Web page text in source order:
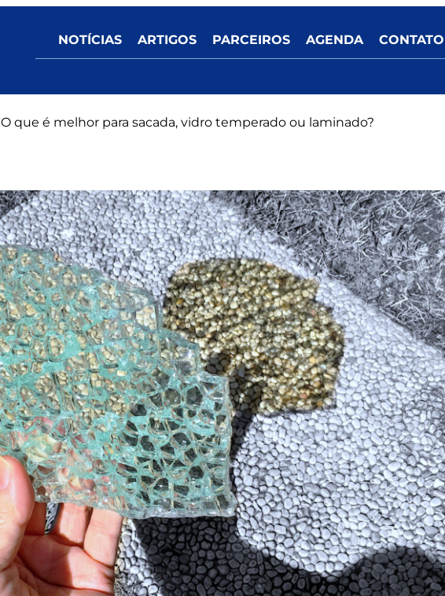
NOTÍCIAS ARTIGOS PARCEIROS AGENDA CONTATO
O que é melhor para sacada, vidro temperado ou laminado?